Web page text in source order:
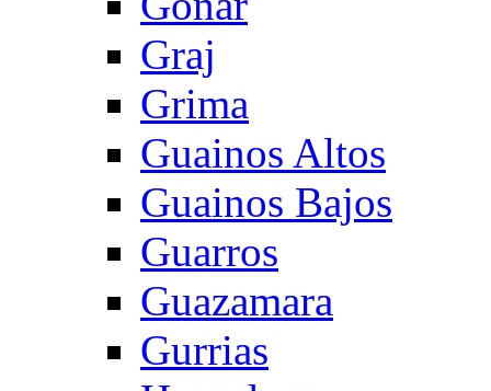
Graj
Grima
Guainos Altos
Guainos Bajos
Guarros
Guazamara
Gurrias